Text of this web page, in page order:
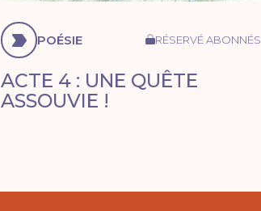
POÉSIE RÉSERVÉ ABONNÉS
ACTE 4 : UNE QUÊTE
ASSOUVIE !